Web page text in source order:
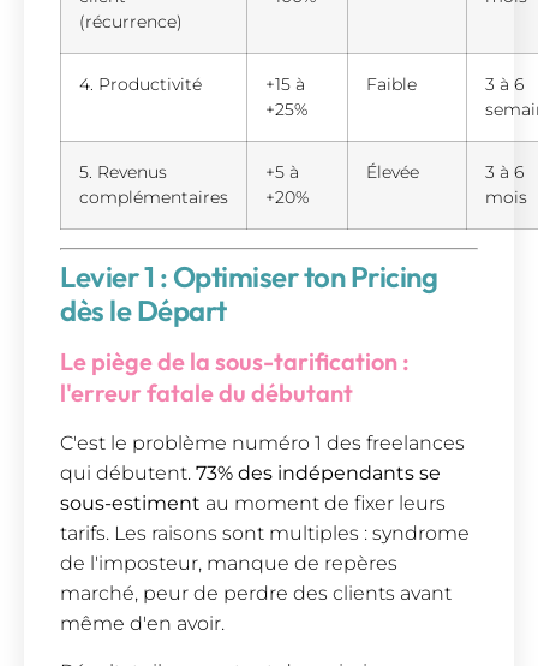
(récurrence)
4. Productivité
+15 à
+25%
Faible
3 à 6
5. Revenus
complémentaires
+5 à
+20%
Élevée
3 à 6
mois
Levier 1 : Optimiser ton Pricing
dès le Départ
Le piège de la sous-tarification :
l'erreur fatale du débutant
C'est le problème numéro 1 des freelances
qui débutent. 73% des indépendants se
sous-estiment au moment de fixer leurs
tarifs. Les raisons sont multiples : syndrome
de l'imposteur, manque de repères
marché, peur de perdre des clients avant
même d'en avoir.